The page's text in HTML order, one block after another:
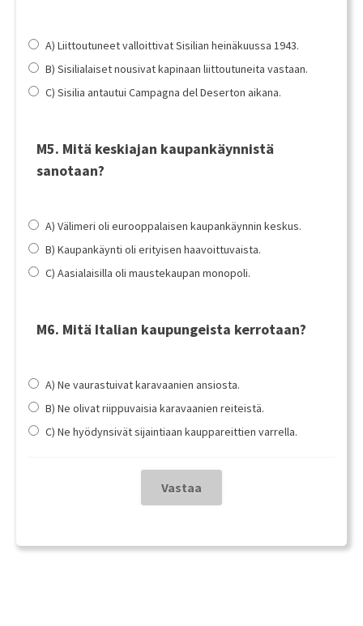
A) Liittoutuneet valloittivat Sisilian heinäkuussa 1943.
B) Sisilialaiset nousivat kapinaan liittoutuneita vastaan.
C) Sisilia antautui Campagna del Deserton aikana.
M5. Mitä keskiajan kaupankäynnistä
sanotaan?
A) Välimeri oli eurooppalaisen kaupankäynnin keskus.
B) Kaupankäynti oli erityisen haavoittuvaista.
C) Aasialaisilla oli maustekaupan monopoli.
M6. Mitä Italian kaupungeista kerrotaan?
A) Ne vaurastuivat karavaanien ansiosta.
B) Ne olivat riippuvaisia karavaanien reiteistä.
C) Ne hyödynsivät sijaintiaan kauppareittien varrella.